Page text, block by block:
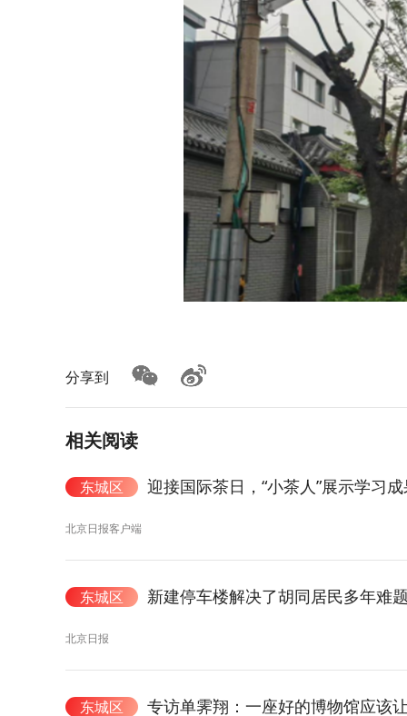
分享到
相关阅读
东城区 迎接国际茶日，“小茶人”展示学习
北京日报客户端
东城区 新建停车楼解决了胡同居民多年难
北京日报
东城区 专访单霁翔：一座好的博物馆应该